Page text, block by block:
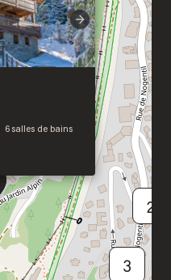
3
2
Next
6salles de bains